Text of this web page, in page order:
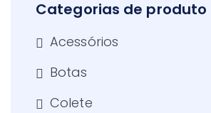
Categorias de produto
Acessórios
Botas
Colete